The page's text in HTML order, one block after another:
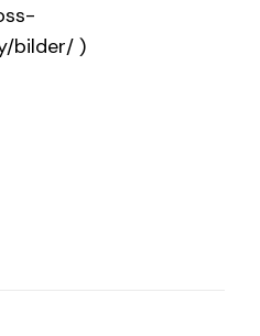
bilder/ )